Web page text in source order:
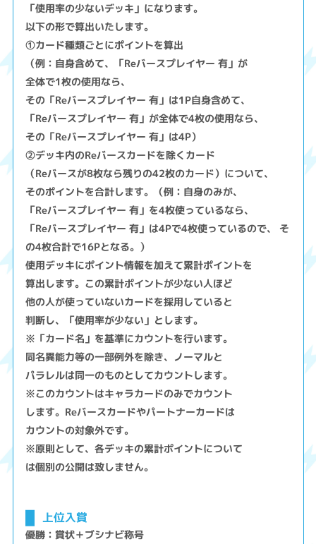
「使用率の少ないデッキ」になります。
以下の形で算出いたします。
①カード種類ごとにポイントを算出
（例：自身含めて、「Reバースプレイヤー 有」が
全体で1枚の使用なら、
その「Reバースプレイヤー 有」は1P自身含めて、
「Reバースプレイヤー 有」が全体で4枚の使用なら、
その「Reバースプレイヤー 有」は4P）
②デッキ内のReバースカードを除くカード
（Reバースが8枚なら残りの42枚のカード）について、
そのポイントを合計します。（例：自身のみが、
「Reバースプレイヤー 有」を4枚使っているなら、
「Reバースプレイヤー 有」は4Pで4枚使っているので、 そ
の4枚合計で16Pとなる。）
使用デッキにポイント情報を加えて累計ポイントを
算出します。この累計ポイントが少ない人ほど
他の人が使っていないカードを採用していると
判断し、「使用率が少ない」とします。
※「カード名」を基準にカウントを行います。
同名異能力等の一部例外を除き、ノーマルと
パラレルは同一のものとしてカウントします。
※このカウントはキャラカードのみでカウント
します。Reバースカードやパートナーカードは
カウントの対象外です。
※原則として、各デッキの累計ポイントについて
は個別の公開は致しません。
上位入賞
優勝：賞状＋ブシナビ称号